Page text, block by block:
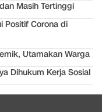
Masih Tertinggi
Positif Corona di
Utamakan Warga
Dihukum Kerja Sosial